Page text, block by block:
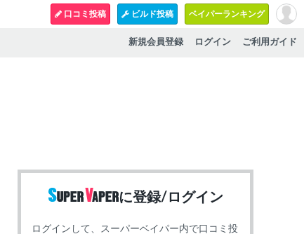
口コミ投稿 ビルド投稿 ベイパーランキング
ご利用ガイド
ログイン
新規会員登録
に登録/ログイン
ログインして、スーパーベイパー内で口コミ投